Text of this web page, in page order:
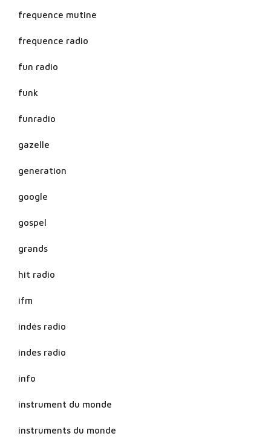
frequence mutine
frequence radio
fun radio
funk
funradio
gazelle
generation
google
gospel
grands
hit radio
ifm
indés radio
indes radio
info
instrument du monde
instruments du monde